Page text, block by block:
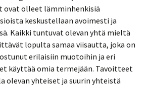
ovat olleet lämminhenkisiä
keskustellaan avoimesti ja
Kaikki tuntuvat olevan yhtä mieltä
lopulta samaa viisautta, joka on
erilaisiin muotoihin ja eri
käyttää omia termejään. Tavoitteet
olevan yhteiset ja suurin yhteistä